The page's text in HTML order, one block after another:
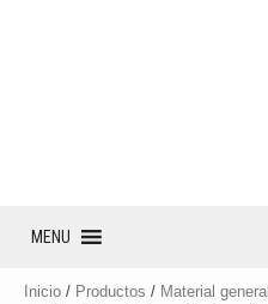
MENU
Inicio / Productos / Material general